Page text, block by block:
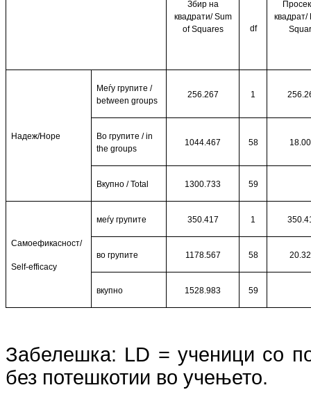
Збир на
квадрати/ Sum
of Squares
df
квадрат/
Надеж/Hope
Меѓу групите /
between groups
256.267 1
Во групите / in
the groups
1044.467 58
Вкупно / Total 1300.733 59
Самоефикасност/
Self-efficacy
меѓу групите 350.417 1
во групите 1178.567 58
вкупно 1528.983 59
Забелешка: LD = ученици со
без потешкотии во учењето.